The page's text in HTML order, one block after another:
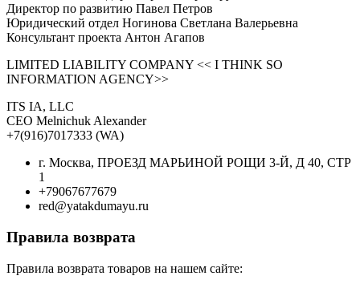
Директор по развитию Павел Петров
Юридический отдел Ногинова Светлана Валерьевна
Консультант проекта Антон Агапов
LIMITED LIABILITY COMPANY << I THINK SO
INFORMATION AGENCY>>
ITS IA, LLC
CEO Melnichuk Alexander
+7(916)7017333 (WA)
г. Москва, ПРОЕЗД МАРЬИНОЙ РОЩИ 3-Й, Д 40, СТР
1
+79067677679
red@yatakdumayu.ru
Правила возврата
Правила возврата товаров на нашем сайте: